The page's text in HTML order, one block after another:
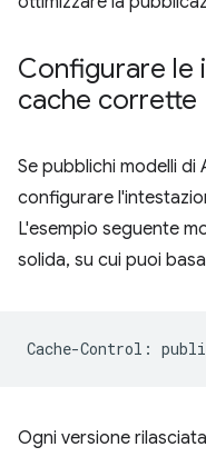
Configurare le
cache corrette
Se pubblichi modelli
configurare
L'esempio seguente
solida, su cui puoi
Ogni versione